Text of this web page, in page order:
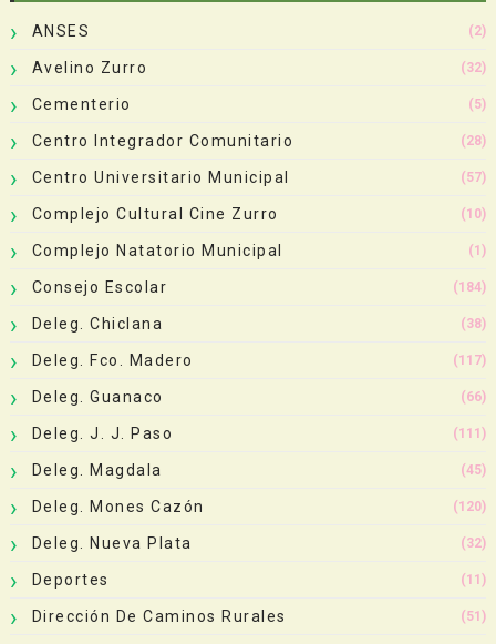
ANSES (2)
Avelino Zurro (32)
Cementerio (5)
Centro Integrador Comunitario (28)
Centro Universitario Municipal (57)
Complejo Cultural Cine Zurro (10)
Complejo Natatorio Municipal (1)
Consejo Escolar (184)
Deleg. Chiclana (38)
Deleg. Fco. Madero (117)
Deleg. Guanaco (66)
Deleg. J. J. Paso (111)
Deleg. Magdala (45)
Deleg. Mones Cazón (120)
Deleg. Nueva Plata (32)
Deportes (11)
Dirección De Caminos Rurales (51)